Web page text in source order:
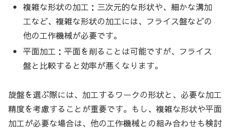
複雑な形状の加工：三次元的な形状や、細かな溝加
工など、複雑な形状の加工には、フライス盤などの
他の工作機械が必要です。
平面加工：平面を削ることは可能ですが、フライス
盤と比較すると効率が悪くなります。
旋盤を選ぶ際には、加工するワークの形状と、必要な加工
精度を考慮することが重要です。もし、複雑な形状や平面
加工が必要な場合は、他の工作機械との組み合わせも検討